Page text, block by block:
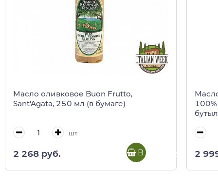
Масло оливковое Buon Frutto,
Sant'Agata, 250 мл (в бумаге)
шт
2 268 руб. В корзину 2